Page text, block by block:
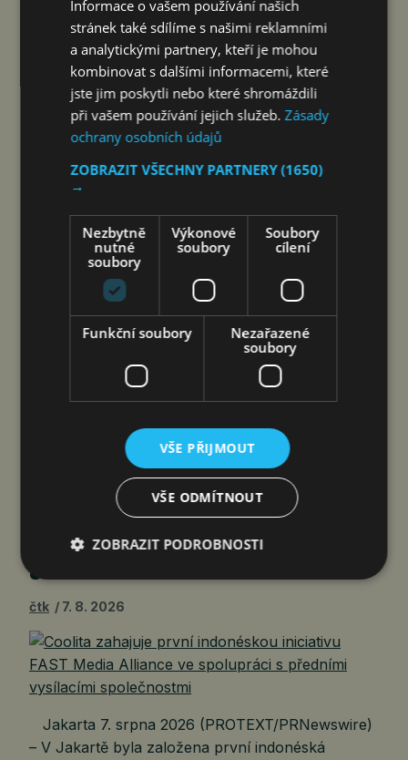
Šen-čen (Čína) 8. srpna 2026
(PROTEXT/PRNewswire) – Společnost DJI
a Isabelle, ikona oceněná na festivalu v Cannes,
spojují hlasy dvou žen napříč staletími – film byl
natočen výhradně na kameru Osmo Pocket 4P
Společnost DJI, vedoucí světový podnik v oblasti
COOLITA ZAHAJUJE PRVNÍ
INDONÉSKOU INICIATIVU FAST
MEDIA ALLIANCE VE SPOLUPRÁCI
S PŘEDNÍMI VYSÍLACÍMI…
čtk 7. 8. 2026
Jakarta 7. srpna 2026 (PROTEXT/PRNewswire)
– V Jakartě byla založena první indonéská
Informace o vašem používání našich
stránek také sdílíme s našimi reklamními
a analytickými partnery, kteří je mohou
kombinovat s dalšími informacemi, které
jste jim poskytli nebo které shromáždili
při vašem používání jejich služeb.Zásady
ochrany osobních údajů
ZOBRAZIT VŠECHNY PARTNERY(1650)
→
Nezbytně
nutné
soubory
Výkonové
soubory
Soubory
cílení
Funkční soubory
Nezařazené
soubory
VŠE PŘIJMOUT
VŠE ODMÍTNOUT
ZOBRAZIT PODROBNOSTI